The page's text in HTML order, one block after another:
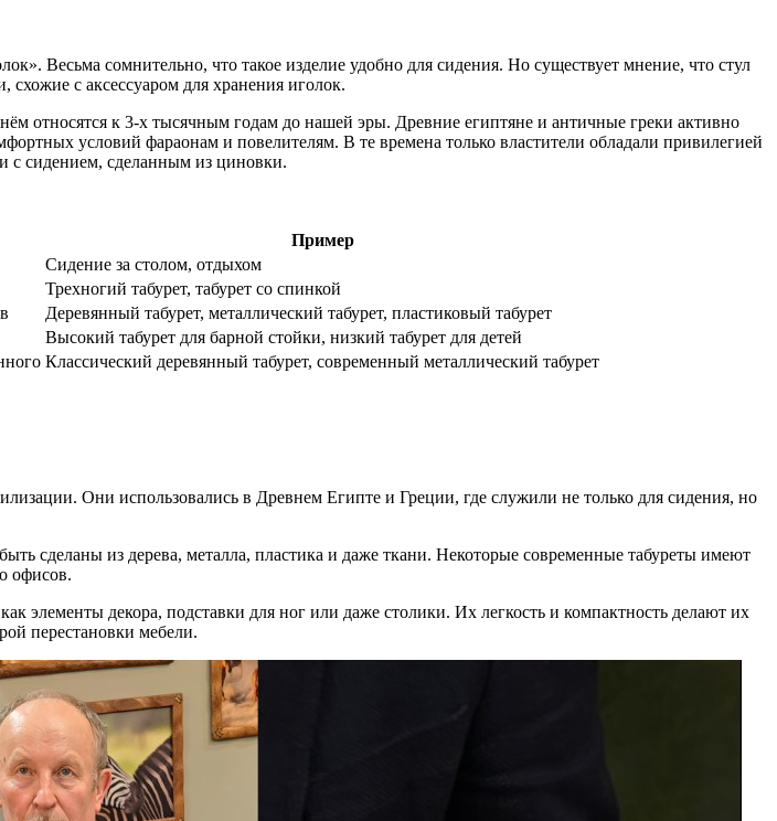
Весьма сомнительно, что такое изделие удобно для сидения. Но существует мнение, что стул
с аксессуаром для хранения иголок.
относятся к 3-х тысячным годам до нашей эры. Древние египтяне и античные греки активно
условий фараонам и повелителям. В те времена только властители обладали привилегией
с сидением, сделанным из циновки.
Пример
Сидение за столом, отдыхом
Трехногий табурет, табурет со спинкой
Деревянный табурет, металлический табурет, пластиковый табурет
Высокий табурет для барной стойки, низкий табурет для детей
Классический деревянный табурет, современный металлический табурет
Они использовались в Древнем Египте и Греции, где служили не только для сидения, но
сделаны из дерева, металла, пластика и даже ткани. Некоторые современные табуреты имеют
офисов.
элементы декора, подставки для ног или даже столики. Их легкость и компактность делают их
перестановки мебели.